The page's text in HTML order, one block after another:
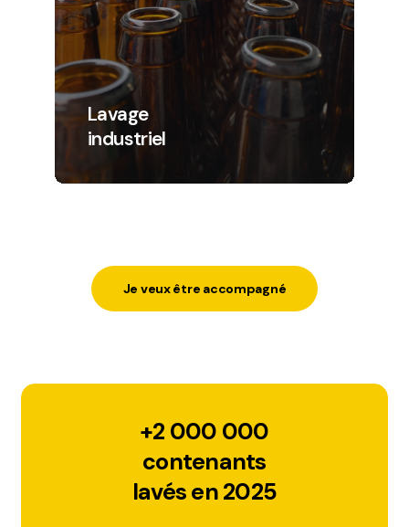
Lavage
industriel
Je veux être accompagné
+2 000 000
contenants
lavés en 2025